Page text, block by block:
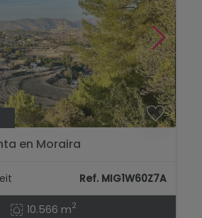
en Moraira
Ref. MIG1W60Z7A
10.566 m2